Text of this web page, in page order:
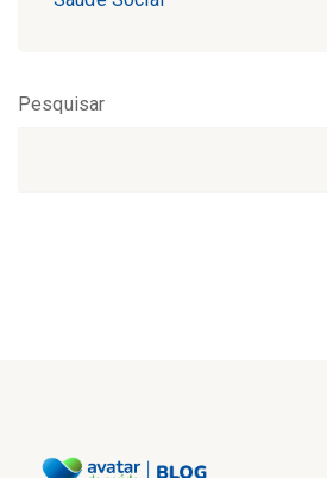
Pesquisar